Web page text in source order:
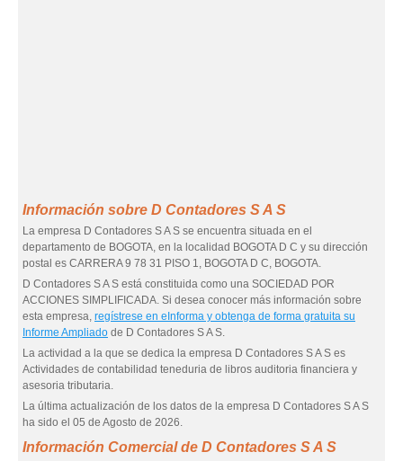
Información sobre D Contadores S A S
La empresa D Contadores S A S se encuentra situada en el
departamento de BOGOTA, en la localidad BOGOTA D C y su dirección
postal es CARRERA 9 78 31 PISO 1, BOGOTA D C, BOGOTA.
D Contadores S A S está constituida como una SOCIEDAD POR
ACCIONES SIMPLIFICADA. Si desea conocer más información sobre
esta empresa, regístrese en eInforma y obtenga de forma gratuita su
Informe Ampliado de D Contadores S A S.
La actividad a la que se dedica la empresa D Contadores S A S es
Actividades de contabilidad teneduria de libros auditoria financiera y
asesoria tributaria.
La última actualización de los datos de la empresa D Contadores S A S
ha sido el 05 de Agosto de 2026.
Información Comercial de D Contadores S A S